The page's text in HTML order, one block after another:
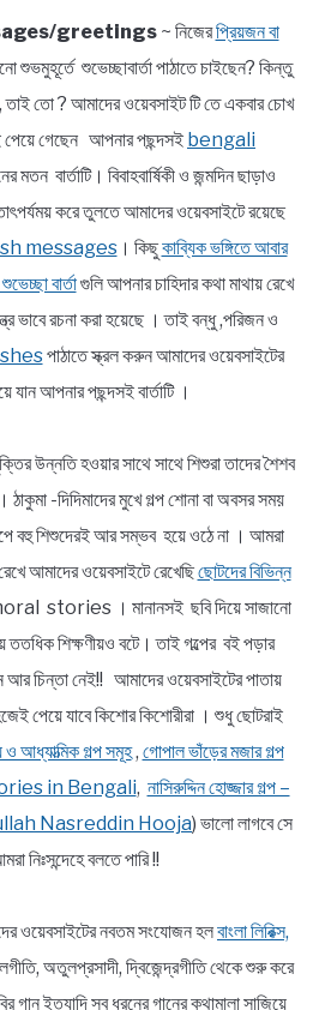
greetings~ নিজেরপ্রিয়জন বা
শুভমুহূর্তে শুভেচ্ছাবার্তা পাঠাতে চাইছেন? কিন্তু
তাই তো ? আমাদের ওয়েবসাইট টি তে একবার চোখ
পেয়ে গেছেন আপনার পছন্দসই bengali
বার্তাটি। বিবাহবার্ষিকী ও জন্মদিন ছাড়াও
করে তুলতে আমাদের ওয়েবসাইটে রয়েছে
messages। কিছুকাব্যিক ভঙ্গিতে আবার
বার্তাগুলি আপনার চাহিদার কথা মাথায় রেখে
ভাবে রচনা করা হয়েছে । তাই বন্ধু ,পরিজন ও
পাঠাতে স্ক্রল করুন আমাদের ওয়েবসাইটের
যান আপনার পছন্দসই বার্তাটি ।
উন্নতি হওয়ার সাথে সাথে শিশুরা তাদের শৈশব
-দিদিমাদের মুখে গল্প শোনা বা অবসর সময়
বহু শিশুদেরই আর সম্ভব হয়ে ওঠে না । আমরা
আমাদের ওয়েবসাইটে রেখেছিছোটদের বিভিন্ন
stories । মানানসই ছবি দিয়ে সাজানো
ততধিক শিক্ষণীয়ও বটে। তাই গল্পের বই পড়ার
চিন্তা নেই!! আমাদের ওয়েবসাইটের পাতায়
পেয়ে যাবে কিশোর কিশোরীরা । শুধু ছোটরাই
ও আধ্যাত্মিক গল্প সমূহ, গোপাল ভাঁড়ের মজার গল্প
in Bengali, নাসিরুদ্দিন হোজ্জার গল্প –
Nasreddin Hooja) ভালো লাগবে সে
নিঃসন্দেহে বলতে পারি !!
ওয়েবসাইটের নবতম সংযোজন হলবাংলা লিরিক্স,
অতুলপ্রসাদী, দ্বিজেন্দ্রগীতি থেকে শুরু করে
গান ইত্যাদি সব ধরনের গানের কথামালা সাজিয়ে